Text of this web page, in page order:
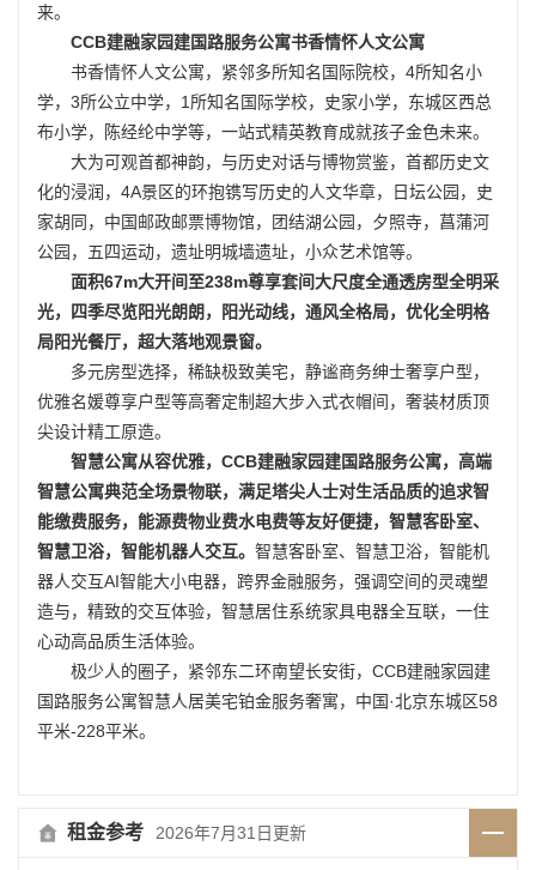
来。
CCB建融家园建国路服务公寓书香情怀人文公寓
书香情怀人文公寓，紧邻多所知名国际院校，4所知名小
学，3所公立中学，1所知名国际学校，史家小学，东城区西总
布小学，陈经纶中学等，一站式精英教育成就孩子金色未来。
大为可观首都神韵，与历史对话与博物赏鉴，首都历史文
化的浸润，4A景区的环抱镌写历史的人文华章，日坛公园，史
家胡同，中国邮政邮票博物馆，团结湖公园，夕照寺，菖蒲河
公园， 五四运动，遗址明城墙遗址，小众艺术馆等。
面积67m大开间至238m尊享套间大尺度全通透房型全明采
光，四季尽览阳光朗朗，阳光动线，通风全格局，优化全明格
局阳光餐厅，超大落地观景窗。
多元房型选择，稀缺极致美宅，静谧商务绅士奢享户型，
优雅名媛尊享户型等高奢定制超大步入式衣帽间，奢装材质顶
尖设计精工原造。
智慧公寓从容优雅，CCB建融家园建国路服务公寓，高端
智慧公寓典范全场景物联，满足塔尖人士对生活品质的追求智
能缴费服务，能源费物业费水电费等友好便捷，智慧客卧室、
智慧卫浴，智能机器人交互。 智慧客卧室、智慧卫浴，智能机
器人交互AI智能大小电器，跨界金融服务，强调空间的灵魂塑
造与，精致的交互体验，智慧居住系统家具电器全互联，一住
心动高品质生活体验。
极少人的圈子，紧邻东二环南望长安街，CCB建融家园建
国路服务公寓智慧人居美宅铂金服务奢寓，中国·北京东城区58
平米-228平米。
租金参考 2026年7月31日更新